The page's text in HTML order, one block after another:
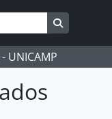
UNICAMP